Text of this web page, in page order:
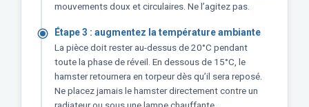
mouvements doux et circulaires. Ne l’agitez pas.
Étape 3 : augmentez la température ambiante
La pièce doit rester au-dessus de 20°C pendant
toute la phase de réveil. En dessous de 15°C, le
hamster retournera en torpeur dès qu’il sera reposé.
Ne placez jamais le hamster directement contre un